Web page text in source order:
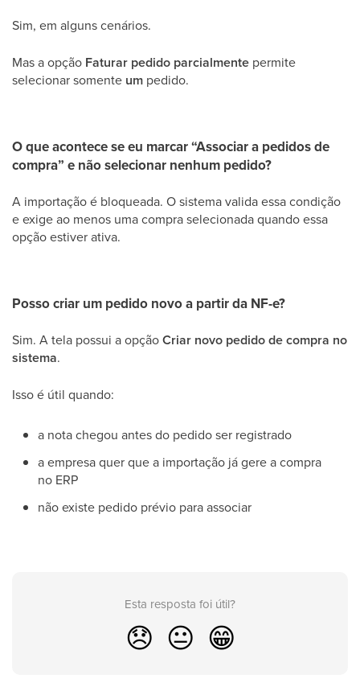
Sim, em alguns cenários.
Mas a opção Faturar pedido parcialmente permite
selecionar somente um pedido.
O que acontece se eu marcar “Associar a pedidos de
compra” e não selecionar nenhum pedido?
A importação é bloqueada. O sistema valida essa condição
e exige ao menos uma compra selecionada quando essa
opção estiver ativa.
Posso criar um pedido novo a partir da NF-e?
Sim. A tela possui a opçãoCriar novo pedido de compra no
sistema.
Isso é útil quando:
a nota chegou antes do pedido ser registrado
a empresa quer que a importação já gere a compra
no ERP
não existe pedido prévio para associar
Esta resposta foi útil?
😞 😐 😁